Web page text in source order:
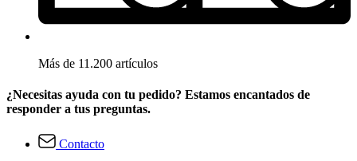
Más de 11.200 artículos
¿Necesitas ayuda con tu pedido? Estamos encantados de
responder a tus preguntas.
Contacto